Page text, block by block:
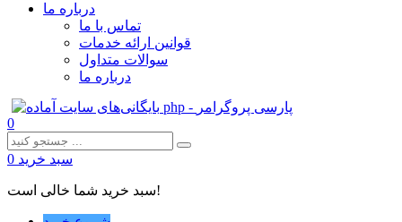
درباره ما
تماس با ما
قوانین ارائه خدمات
سوالات متداول
درباره ما
0
سبد خرید 0
سبد خرید شما خالی است!